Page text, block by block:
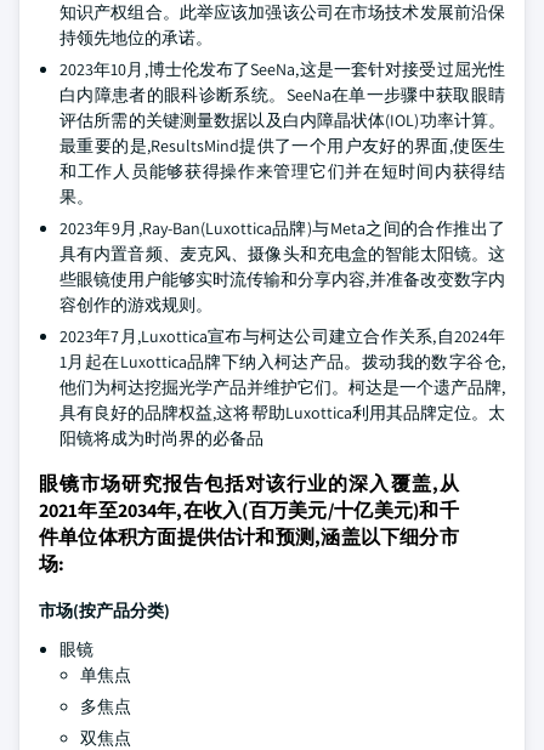
知识产权组合。此举应该加强该公司在市场技术发展前沿保
持领先地位的承诺。
2023年10月,博士伦发布了SeeNa,这是一套针对接受过屈光性
白内障患者的眼科诊断系统。SeeNa在单一步骤中获取眼睛
评估所需的关键测量数据以及白内障晶状体(IOL)功率计算。
最重要的是,ResultsMind提供了一个用户友好的界面,使医生
和工作人员能够获得操作来管理它们并在短时间内获得结
果。
2023年9月,Ray-Ban(Luxottica品牌)与Meta之间的合作推出了
具有内置音频、麦克风、摄像头和充电盒的智能太阳镜。这
些眼镜使用户能够实时流传输和分享内容,并准备改变数字内
容创作的游戏规则。
2023年7月,Luxottica宣布与柯达公司建立合作关系,自2024年
1月起在Luxottica品牌下纳入柯达产品。拨动我的数字谷仓,
他们为柯达挖掘光学产品并维护它们。柯达是一个遗产品牌,
具有良好的品牌权益,这将帮助Luxottica利用其品牌定位。太
阳镜将成为时尚界的必备品
眼镜市场研究报告包括对该行业的深入覆盖,从
2021年至2034年,在收入(百万美元/十亿美元)和千
件单位体积方面提供估计和预测,涵盖以下细分市
场:
市场(按产品分类)
眼镜
单焦点
多焦点
双焦点